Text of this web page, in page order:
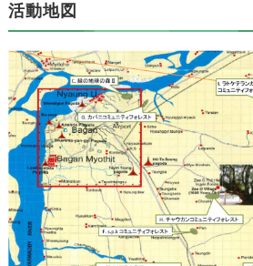
活動地図